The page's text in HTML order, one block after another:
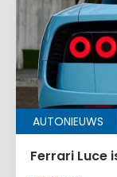
AUTONIEUWS
Ferrari Luce